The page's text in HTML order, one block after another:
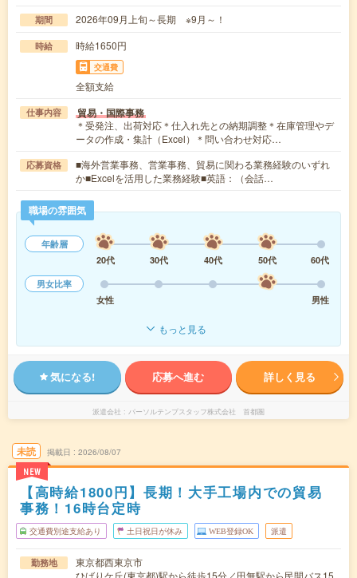
期間 2026年09月上旬～長期 ※9月～！
時給 時給1650円
交通費
全額支給
仕事内容 貿易・国際事務
＊受発注、出荷対応＊仕入れ先との納期調整＊在庫管理やデ
ータの作成・集計（Excel）＊問い合わせ対応…
応募資格
■海外営業事務、営業事務、貿易に関わる業務経験のいずれ
か■Excelを活用した業務経験■英語：（会話…
職場の雰囲気
年齢層
20代
30代 40代 50代
60代
男女比率
女性
男性
もっと見る
気になる! 応募へ進む 詳しく見る
派遣会社 パーソルテンプスタッフ株式会社 首都圏
未読
NEW
掲載日 2026/08/07
【高時給1800円】長期！大手工場内での貿易
事務！16時台定時
交通費別途支給あり 土日祝日が休み WEB登録OK 派遣
勤務地
東京都西東京市
ひばりケ丘(東京都)駅から徒歩15分／田無駅から民間バス15